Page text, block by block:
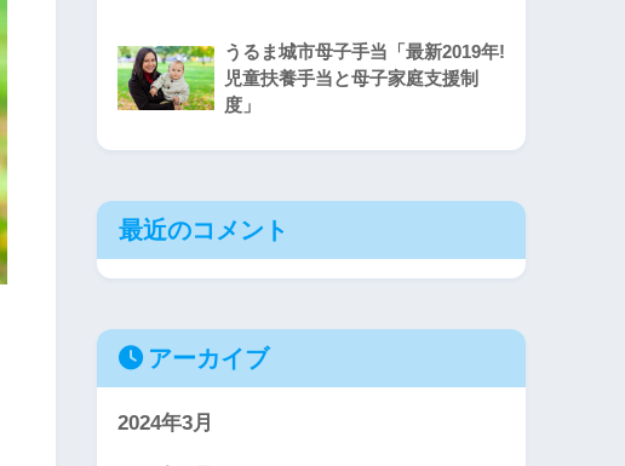
うるま城市母子手当「最新2019年!
児童扶養手当と母子家庭支援制
度」
最近のコメント
アーカイブ
2024年3月